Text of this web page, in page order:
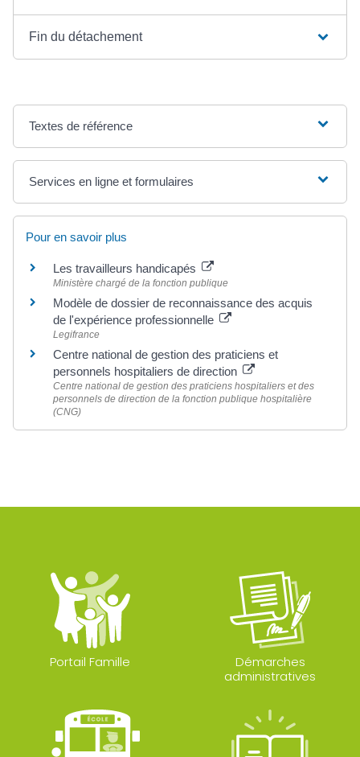
Fin du détachement
Textes de référence
Services en ligne et formulaires
Pour en savoir plus
Les travailleurs handicapés
Ministère chargé de la fonction publique
Modèle de dossier de reconnaissance des acquis
de l'expérience professionnelle
Legifrance
Centre national de gestion des praticiens et
personnels hospitaliers de direction
Centre national de gestion des praticiens hospitaliers et des
personnels de direction de la fonction publique hospitalière
(CNG)
Portail Famille
Démarches
administratives